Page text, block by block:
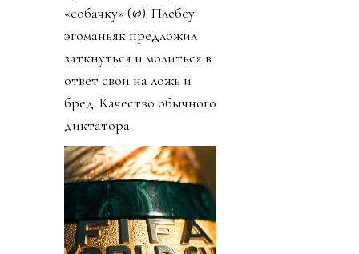
«собачку» (@). Плебсу
эгоманьяк предложил
заткнуться и молиться в
ответ свои на ложь и
бред. Качество обычного
диктатора.